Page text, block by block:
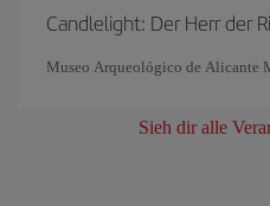
Candlelight: Der Herr der
Museo Arqueológico de Alicante
Sieh dir alle